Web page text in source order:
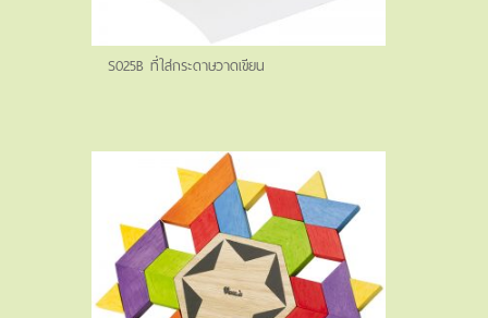
S025B ที่ใส่กระดาษวาดเขียน